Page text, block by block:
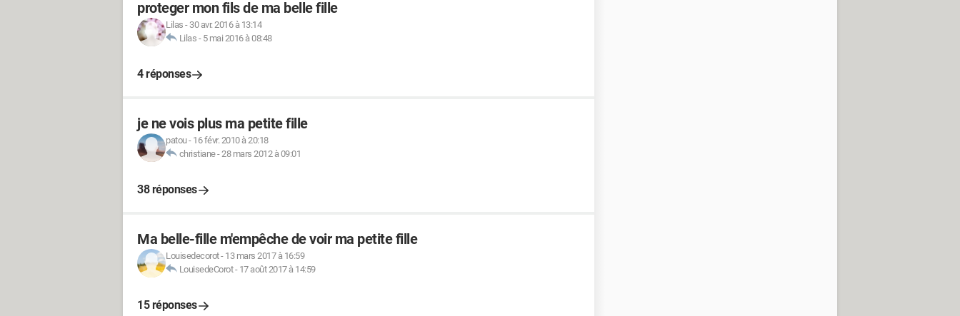
proteger mon fils de ma belle fille
Lilas - 30 avr. 2016 à 13:14
Lilas - 5 mai 2016 à 08:48
4 réponses
je ne vois plus ma petite fille
patou- 16 févr. 2010 à 20:18
christiane-28 mars 2012 à 09:01
38 réponses
Ma belle-fille m'empêche de voir ma petite fille
Louisedecorot- 13 mars 2017 à 16:59
LouisedeCorot- 17 août 2017 à 14:59
15 réponses